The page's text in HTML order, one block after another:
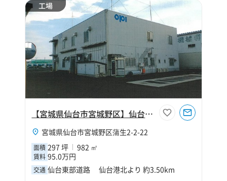
工場
【宮城県仙台市宮城野区】仙台市宮城野区蒲生2丁目297坪工場
宮城県仙台市宮城野区蒲生2-2-22
面積 297 坪 982 ㎡
賃料 95.0万円
交通 仙台東部道路 仙台港北より 約3.50km